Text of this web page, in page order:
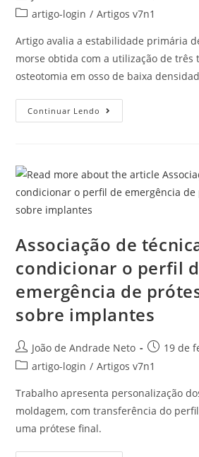
artigo-login / Artigos v7n1
Artigo avalia a estabilidade primária
morse obtida com a utilização de três
osteotomia em osso de baixa
Continuar Lendo
Associação de
condicionar o perfil
emergência de
sobre implantes
João de Andrade Neto
19 de
artigo-login / Artigos v7n1
Trabalho apresenta personalização
moldagem, com transferência do
uma prótese final.